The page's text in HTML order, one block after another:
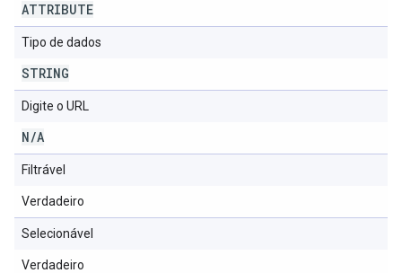
ATTRIBUTE
Tipo de dados
STRING
Digite o URL
N/A
Filtrável
Verdadeiro
Selecionável
Verdadeiro